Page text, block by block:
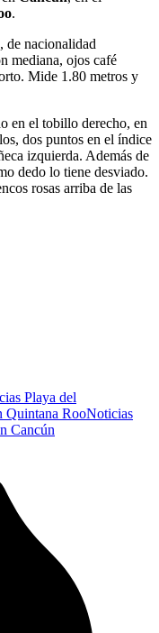
.
de nacionalidad
mediana, ojos café
Mide 1.80 metros y
en el tobillo derecho, en
dos puntos en el índice
izquierda. Además de
dedo lo tiene desviado.
rosas arriba de las
Playa del
Quintana RooNoticias
Cancún